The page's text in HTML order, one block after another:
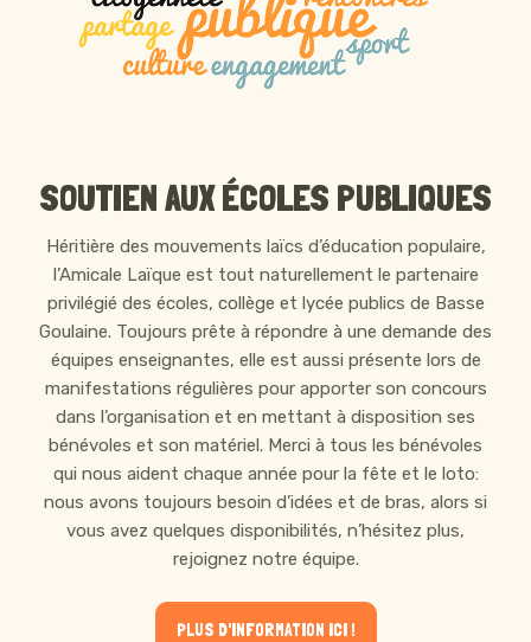
SOUTIEN AUX ÉCOLES PUBLIQUES
Héritière des mouvements laïcs d’éducation populaire,
l’Amicale Laïque est tout naturellement le partenaire
privilégié des écoles, collège et lycée publics de Basse
Goulaine. Toujours prête à répondre à une demande des
équipes enseignantes, elle est aussi présente lors de
manifestations régulières pour apporter son concours
dans l’organisation et en mettant à disposition ses
bénévoles et son matériel. Merci à tous les bénévoles
qui nous aident chaque année pour la fête et le loto:
nous avons toujours besoin d’idées et de bras, alors si
vous avez quelques disponibilités, n’hésitez plus,
rejoignez notre équipe.
PLUS D'INFORMATION ICI !